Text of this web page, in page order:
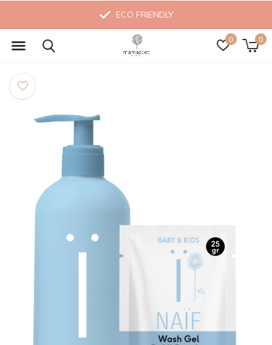
0 0
ECO FRIENDLY